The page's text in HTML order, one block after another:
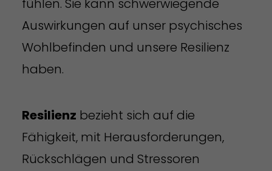
fühlen. Sie kann schwerwiegende
Auswirkungen auf unser psychisches
Wohlbefinden und unsere Resilienz
haben.
Resilienz bezieht sich auf die
Fähigkeit, mit Herausforderungen,
Rückschlägen und Stressoren